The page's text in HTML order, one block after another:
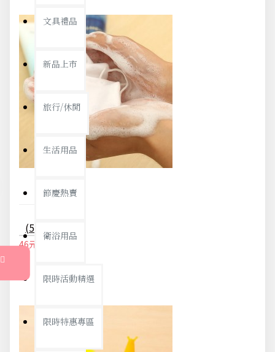
文具禮品
新品上市
旅行/休閒
生活用品
節慶熱賣
衛浴用品
限時活動精選
限時特惠專區
46元